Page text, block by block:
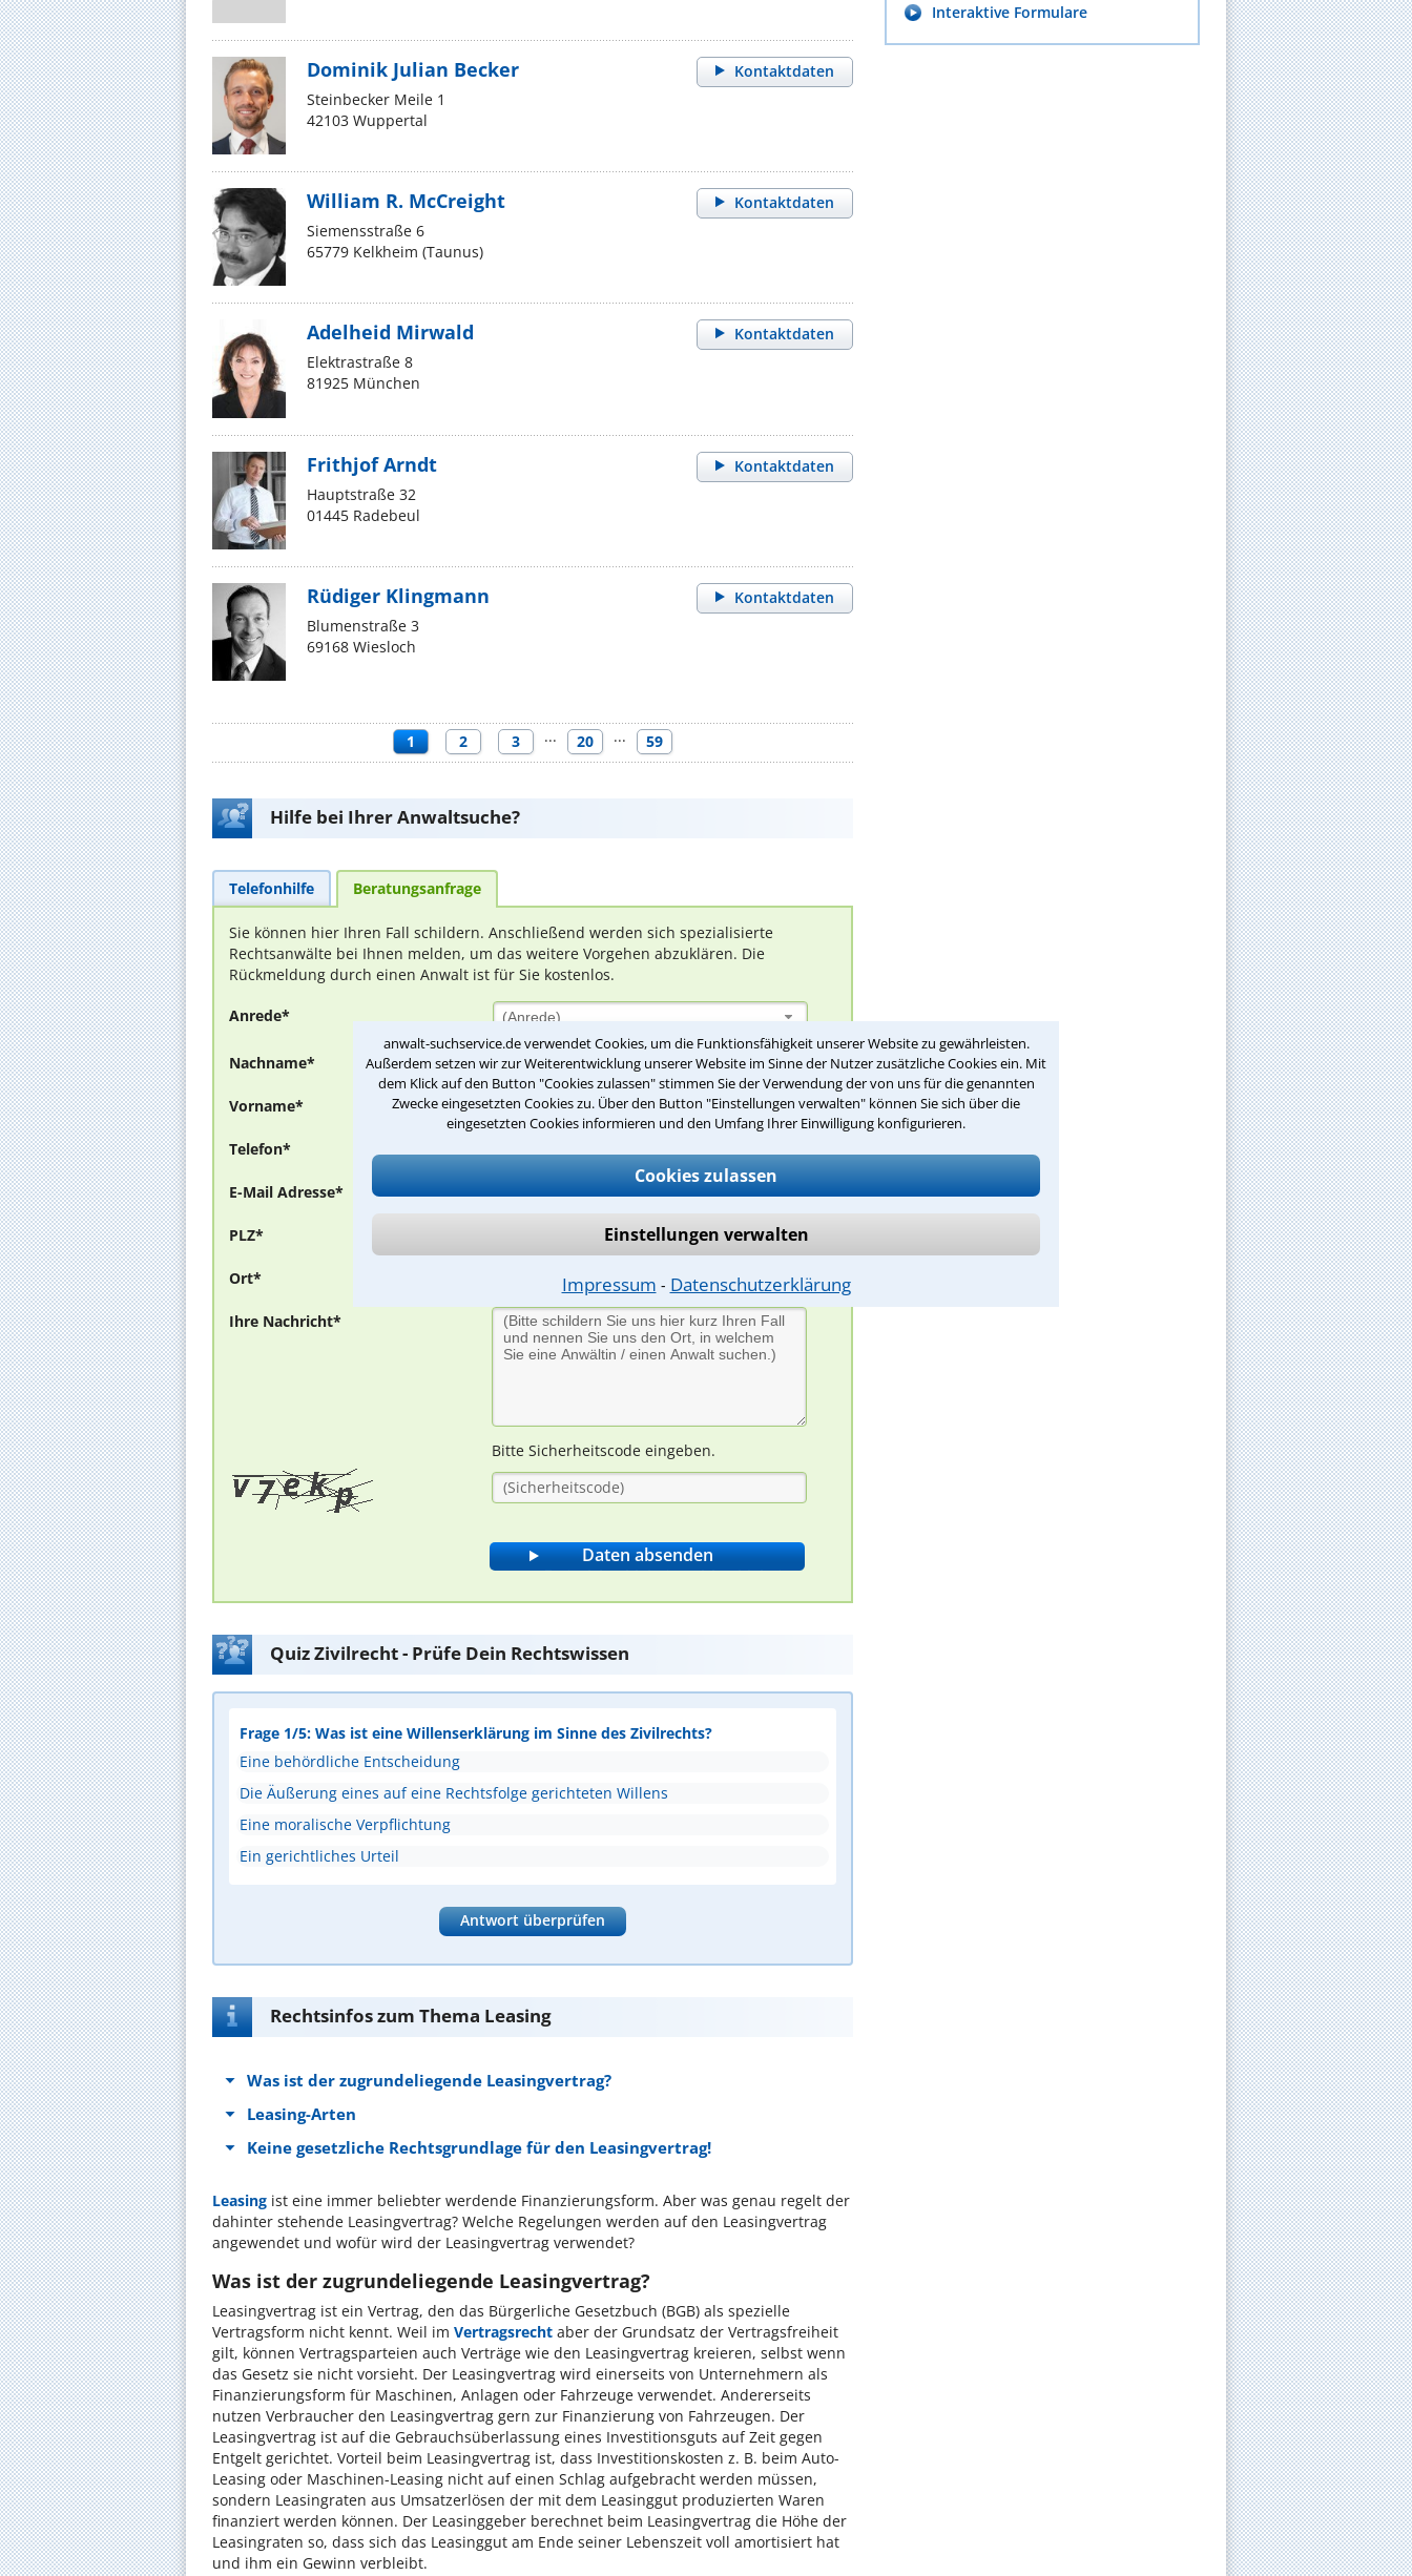
anwalt-suchservice.de verwendet Cookies, um die Funktionsfähigkeit unserer Website zu gewährleisten.
Außerdem setzen wir zur Weiterentwicklung unserer Website im Sinne der Nutzer zusätzliche Cookies ein. Mit
dem Klick auf den Button "Cookies zulassen" stimmen Sie der Verwendung der von uns für die genannten
Zwecke eingesetzten Cookies zu. Über den Button "Einstellungen verwalten" können Sie sich über die
eingesetzten Cookies informieren und den Umfang Ihrer Einwilligung konfigurieren.
Cookies zulassen
Einstellungen verwalten
Impressum ⁃ Datenschutzerklärung
Kontaktdaten
Dominik Julian Becker
Steinbecker Meile 1
42103 Wuppertal
Kontaktdaten
William R. McCreight
Siemensstraße 6
65779 Kelkheim (Taunus)
Kontaktdaten
Adelheid Mirwald
Elektrastraße 8
81925 München
Kontaktdaten
Frithjof Arndt
Hauptstraße 32
01445 Radebeul
Kontaktdaten
Rüdiger Klingmann
Blumenstraße 3
69168 Wiesloch
1 2 3 ··· 20 ··· 59
Hilfe bei Ihrer Anwaltsuche?
Telefonhilfe Beratungsanfrage
Sie können hier Ihren Fall schildern. Anschließend werden sich spezialisierte
Rechtsanwälte bei Ihnen melden, um das weitere Vorgehen abzuklären. Die
Rückmeldung durch einen Anwalt ist für Sie kostenlos.
Anrede* (Anrede)
Nachname*
Vorname*
Telefon*
E-Mail Adresse*
PLZ*
Ort*
Ihre Nachricht*
Bitte Sicherheitscode eingeben.
Quiz Zivilrecht - Prüfe Dein Rechtswissen
Frage 1/5: Was ist eine Willenserklärung im Sinne des Zivilrechts?
Eine behördliche Entscheidung
Die Äußerung eines auf eine Rechtsfolge gerichteten Willens
Eine moralische Verpflichtung
Ein gerichtliches Urteil
Antwort überprüfen
Rechtsinfos zum Thema Leasing
Was ist der zugrundeliegende Leasingvertrag?
Leasing-Arten
Keine gesetzliche Rechtsgrundlage für den Leasingvertrag!
Leasing ist eine immer beliebter werdende Finanzierungsform. Aber was genau regelt der
dahinter stehende Leasingvertrag? Welche Regelungen werden auf den Leasingvertrag
angewendet und wofür wird der Leasingvertrag verwendet?
Was ist der zugrundeliegende Leasingvertrag?
Leasingvertrag ist ein Vertrag, den das Bürgerliche Gesetzbuch (BGB) als spezielle
Vertragsform nicht kennt. Weil im Vertragsrecht aber der Grundsatz der Vertragsfreiheit
gilt, können Vertragsparteien auch Verträge wie den Leasingvertrag kreieren, selbst wenn
das Gesetz sie nicht vorsieht. Der Leasingvertrag wird einerseits von Unternehmern als
Finanzierungsform für Maschinen, Anlagen oder Fahrzeuge verwendet. Andererseits
nutzen Verbraucher den Leasingvertrag gern zur Finanzierung von Fahrzeugen. Der
Leasingvertrag ist auf die Gebrauchsüberlassung eines Investitionsguts auf Zeit gegen
Entgelt gerichtet. Vorteil beim Leasingvertrag ist, dass Investitionskosten z. B. beim Auto-
Leasing oder Maschinen-Leasing nicht auf einen Schlag aufgebracht werden müssen,
sondern Leasingraten aus Umsatzerlösen der mit dem Leasinggut produzierten Waren
finanziert werden können. Der Leasinggeber berechnet beim Leasingvertrag die Höhe der
Leasingraten so, dass sich das Leasinggut am Ende seiner Lebenszeit voll amortisiert hat
und ihm ein Gewinn verbleibt.
Interaktive Formulare